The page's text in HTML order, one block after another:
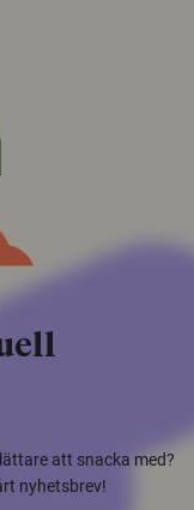
att snacka med?
nyhetsbrev!